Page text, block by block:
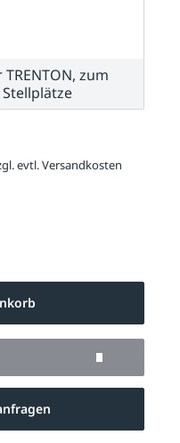
evtl.Versandkosten
den
zum